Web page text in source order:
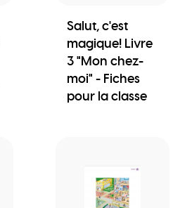
Salut, c'est
magique! Livre
3 "Mon chez-
moi" - Fiches
pour la classe